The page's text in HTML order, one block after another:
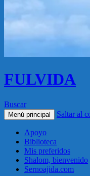
FULVIDA
Buscar
Menú principal Saltar al
Apoyo
Biblioteca
Mis preferidos
Shalom, bienvenido
Sernoajida.com